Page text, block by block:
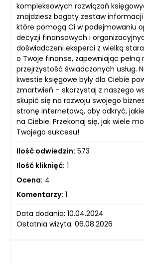
kompleksowych rozwiązań
znajdziesz bogaty zestaw informacji
które pomogą Ci w podejmowaniu
decyzji finansowych i
doświadczeni eksperci z wielką
o Twoje finanse, zapewniając pełną
przejrzystość świadczonych usług.
kwestie księgowe były dla Ciebie
zmartwień – skorzystaj z naszego
skupić się na rozwoju swojego
stronę internetową, aby odkryć,
na Ciebie. Przekonaj się, jak wiele
Twojego sukcesu!
Ilość odwiedzin: 573
Ilość kliknięć: 1
Ocena: 4
Komentarzy: 1
Data dodania: 10.04.2024
Ostatnia wizyta: 06.08.2026